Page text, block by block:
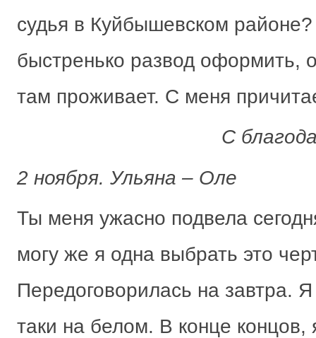
судья в Куйбышевском
быстренько развод оформить,
там проживает. С меня
С
2 ноября. Ульяна – Оле
Ты меня ужасно подвела
могу же я одна выбрать это
Передоговорилась на завтра.
таки на белом. В конце концов,